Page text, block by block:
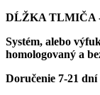
DĹŽKA TLMIČA
Systém, alebo
homologovaný a
Doručenie 7-21 dní